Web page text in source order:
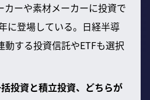
カーや素材メーカーに投資で
に登場している。日経半導
する投資信託やETFも選択
投資と積立投資、どちらが